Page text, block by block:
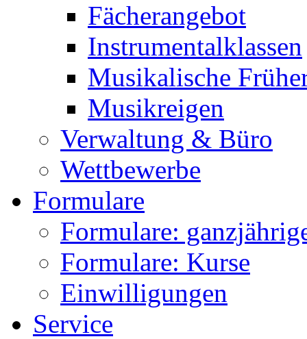
Fächerangebot
Instrumentalklassen
Musikalische
Musikreigen
Verwaltung & Büro
Wettbewerbe
Formulare
Formulare:
Formulare: Kurse
Einwilligungen
Service